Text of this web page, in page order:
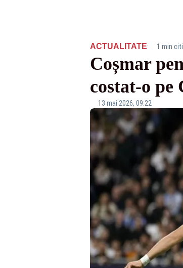
ACTUALITATE· 1 min
Coșmar
costat-o pe
13 mai 2026, 09:22